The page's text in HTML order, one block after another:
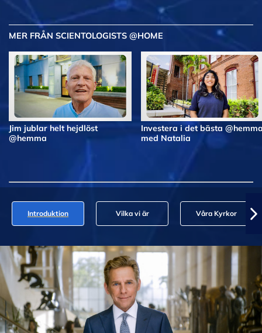
MER FRÅN SCIENTOLOGISTS @HOME
Jim jublar helt hejdlöst
@hemma
Investera i det bästa
med Natalia
Introduktion Vilka vi är Våra Kyrkor